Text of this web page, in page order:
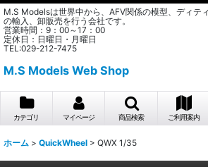
M.S Modelsは世界中から、AFV関係の模型、ディテ
の輸入、卸販売を行う会社です。
営業時間：9：00～17：00
定休日：日曜日・月曜日
TEL:029-212-7475
M.S Models Web Shop
カテゴリ マイページ 商品検索 ご利用案内
ホーム > QuickWheel > QWX 1/35